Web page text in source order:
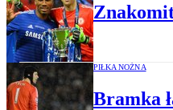
PIŁKA NOŻNA
Bramka